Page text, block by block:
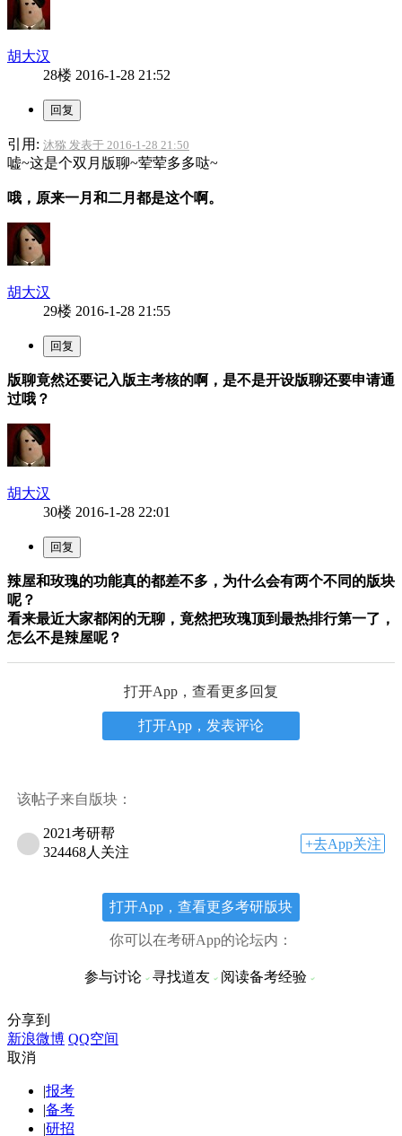
胡大汉
28楼 2016-1-28 21:52
引用: 沐猕 发表于 2016-1-28 21:50
嘘~这是个双月版聊~荤荤多多哒~
哦，原来一月和二月都是这个啊。
胡大汉
29楼 2016-1-28 21:55
版聊竟然还要记入版主考核的啊，是不是开设版聊还要申请通
过哦？
胡大汉
30楼 2016-1-28 22:01
辣屋和玫瑰的功能真的都差不多，为什么会有两个不同的版块
呢？
看来最近大家都闲的无聊，竟然把玫瑰顶到最热排行第一了，
怎么不是辣屋呢？
打开App，查看更多回复
打开App，发表评论
该帖子来自版块：
2021考研帮
324468人关注
+去App关注
打开App，查看更多考研版块
你可以在考研App的论坛内：
参与讨论 寻找道友 阅读备考经验
分享到
新浪微博 QQ空间
取消
|报考
|备考
|研招